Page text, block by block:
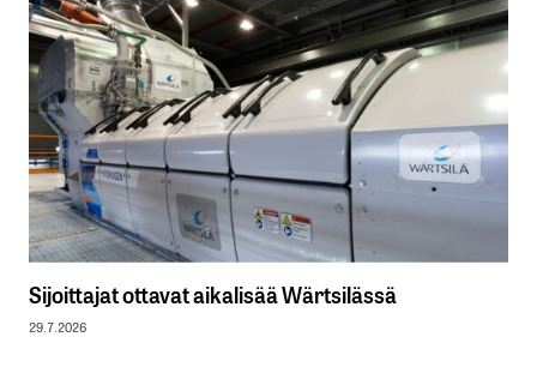
Sijoittajat ottavat aikalisää Wärtsilässä
29.7.2026